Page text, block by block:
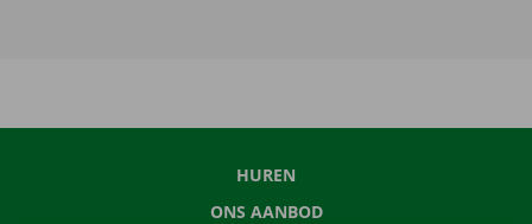
HUREN
ONS AANBOD